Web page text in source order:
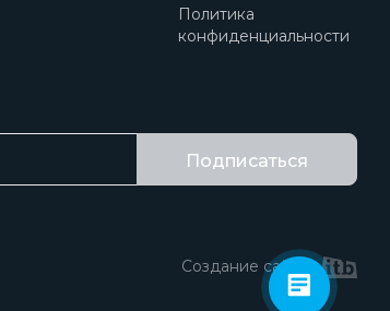
Политика
конфиденциальности
Подписаться
Создание сайта